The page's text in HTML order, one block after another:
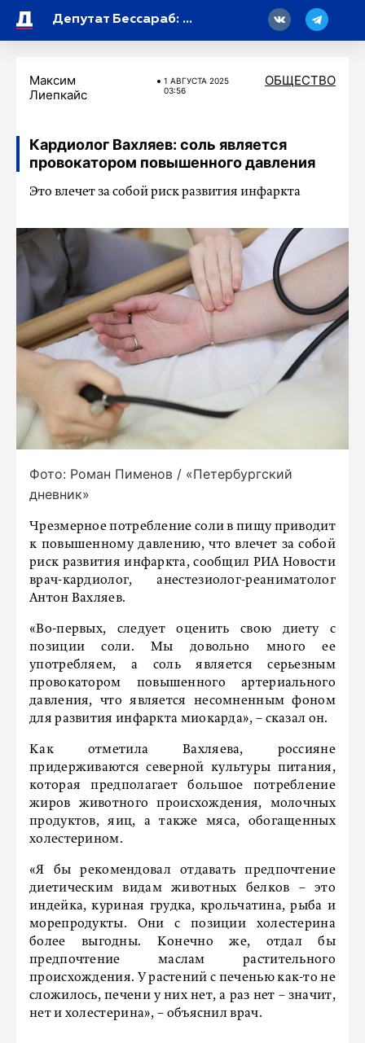
Депутат Бессараб: студентки могут уйти в академический отпуск по беременности
Максим
Лиепкайс
1 АВГУСТА 2025
03:56
ОБЩЕСТВО
Кардиолог Вахляев: соль является
провокатором повышенного давления
Это влечет за собой риск развития инфаркта
Фото: Роман Пименов / «Петербургский
дневник»
Чрезмерное потребление соли в пищу приводит
к повышенному давлению, что влечет за собой
риск развития инфаркта, сообщил РИА Новости
врач-кардиолог, анестезиолог-реаниматолог
Антон Вахляев.
«Во-первых, следует оценить свою диету с
позиции соли. Мы довольно много ее
употребляем, а соль является серьезным
провокатором повышенного артериального
давления, что является несомненным фоном
для развития инфаркта миокарда», – сказал он.
Как отметила Вахляева, россияне
придерживаются северной культуры питания,
которая предполагает большое потребление
жиров животного происхождения, молочных
продуктов, яиц, а также мяса, обогащенных
холестерином.
«Я бы рекомендовал отдавать предпочтение
диетическим видам животных белков – это
индейка, куриная грудка, крольчатина, рыба и
морепродукты. Они с позиции холестерина
более выгодны. Конечно же, отдал бы
предпочтение маслам растительного
происхождения. У растений с печенью как-то не
сложилось, печени у них нет, а раз нет – значит,
нет и холестерина», – объяснил врач.